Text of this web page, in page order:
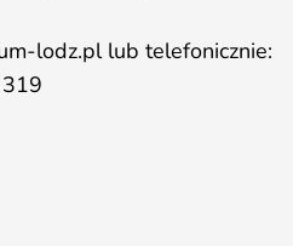
lodz.pl lub telefonicznie: